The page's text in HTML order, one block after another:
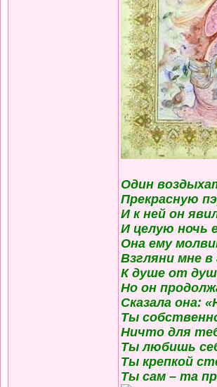
Один
Прекрасную
И к ней он
И целую ночь
Она ему
Взгляни мне в
К душе от
Но он
Сказала она:
Ты
Ничто для
Ты любишь
Ты крепкой
Ты сам – та